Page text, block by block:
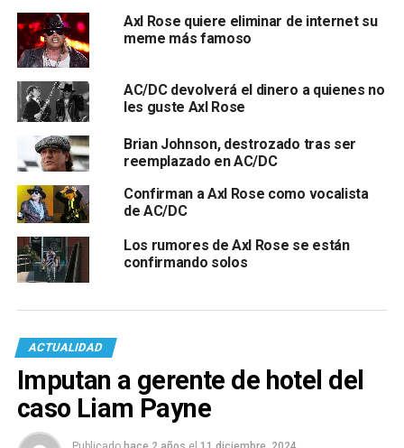
Axl Rose quiere eliminar de internet su
meme más famoso
AC/DC devolverá el dinero a quienes no
les guste Axl Rose
Brian Johnson, destrozado tras ser
reemplazado en AC/DC
Confirman a Axl Rose como vocalista
de AC/DC
Los rumores de Axl Rose se están
confirmando solos
ACTUALIDAD
Imputan a gerente de hotel del
caso Liam Payne